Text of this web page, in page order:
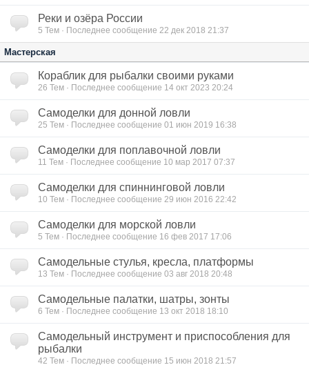
Реки и озёра России
5 Тем · Последнее сообщение 22 дек 2018 21:37
Мастерская
Кораблик для рыбалки своими руками
26 Тем · Последнее сообщение 14 окт 2023 20:24
Самоделки для донной ловли
25 Тем · Последнее сообщение 01 июн 2019 16:38
Самоделки для поплавочной ловли
11 Тем · Последнее сообщение 10 мар 2017 07:37
Самоделки для спиннинговой ловли
10 Тем · Последнее сообщение 29 июн 2016 22:42
Самоделки для морской ловли
5 Тем · Последнее сообщение 16 фев 2017 17:06
Самодельные стулья, кресла, платформы
13 Тем · Последнее сообщение 03 авг 2018 20:48
Самодельные палатки, шатры, зонты
6 Тем · Последнее сообщение 13 окт 2018 18:10
Самодельный инструмент и приспособления для
рыбалки
42 Тем · Последнее сообщение 15 июн 2018 21:57